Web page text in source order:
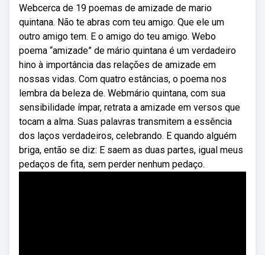
Webcerca de 19 poemas de amizade de mario
quintana. Não te abras com teu amigo. Que ele um
outro amigo tem. E o amigo do teu amigo. Webo
poema “amizade” de mário quintana é um verdadeiro
hino à importância das relações de amizade em
nossas vidas. Com quatro estâncias, o poema nos
lembra da beleza de. Webmário quintana, com sua
sensibilidade ímpar, retrata a amizade em versos que
tocam a alma. Suas palavras transmitem a essência
dos laços verdadeiros, celebrando. E quando alguém
briga, então se diz: E saem as duas partes, igual meus
pedaços de fita, sem perder nenhum pedaço.